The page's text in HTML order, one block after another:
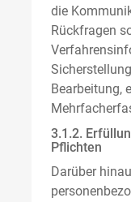
die
Rückfragen
Bearbeitung,
3.1.2.
Pflichten
Darüber